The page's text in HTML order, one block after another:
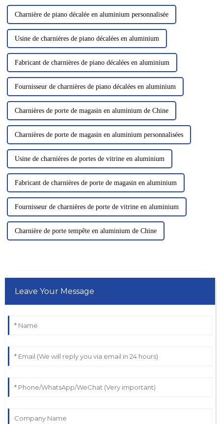
Charnière de piano décalée en aluminium personnalisée
Usine de charnières de piano décalées en aluminium
Fabricant de charnières de piano décalées en aluminium
Fournisseur de charnières de piano décalées en aluminium
Charnières de porte de magasin en aluminium de Chine
Charnières de porte de magasin en aluminium personnalisées
Usine de charnières de portes de vitrine en aluminium
Fabricant de charnières de porte de magasin en aluminium
Fournisseur de charnières de porte de vitrine en aluminium
Charnière de porte tempête en aluminium de Chine
Leave Your Message